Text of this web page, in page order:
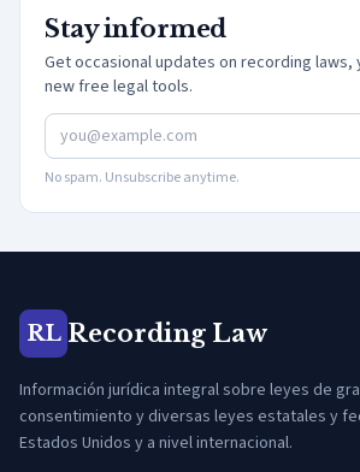
Stay informed
Get occasional updates on recording laws,
new free legal tools.
No spam. Unsubscribe anytime.
RL Recording Law
Información jurídica integral sobre leyes de
consentimiento y diversas leyes estatales y
Estados Unidos y a nivel internacional.